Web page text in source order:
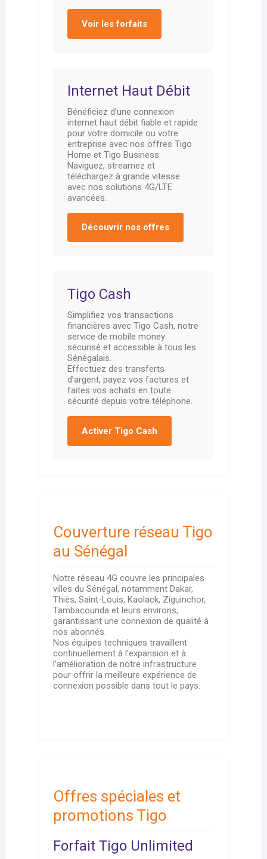
Voir les forfaits
Internet Haut Débit
Bénéficiez d’une connexion
internet haut débit fiable et rapide
pour votre domicile ou votre
entreprise avec nos offres Tigo
Home et Tigo Business.
Naviguez, streamez et
téléchargez à grande vitesse
avec nos solutions 4G/LTE
avancées.
Découvrir nos offres
Tigo Cash
Simplifiez vos transactions
financières avec Tigo Cash, notre
service de mobile money
sécurisé et accessible à tous les
Sénégalais.
Effectuez des transferts
d’argent, payez vos factures et
faites vos achats en toute
sécurité depuis votre téléphone.
Activer Tigo Cash
Couverture réseau Tigo
au Sénégal
Notre réseau 4G couvre les principales
villes du Sénégal, notamment Dakar,
Thiès, Saint-Louis, Kaolack, Ziguinchor,
Tambacounda et leurs environs,
garantissant une connexion de qualité à
nos abonnés.
Nos équipes techniques travaillent
continuellement à l’expansion et à
l’amélioration de notre infrastructure
pour offrir la meilleure expérience de
connexion possible dans tout le pays.
Offres spéciales et
promotions Tigo
Forfait Tigo Unlimited